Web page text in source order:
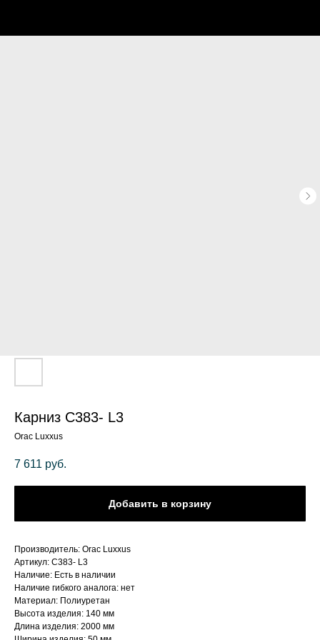
Карниз C383- L3
Orac Luxxus
7 611 руб.
Добавить в корзину
Производитель: Orac Luxxus
Артикул: C383- L3
Наличие: Есть в наличии
Наличие гибкого аналога: нет
Материал: Полиуретан
Высота изделия: 140 мм
Длина изделия: 2000 мм